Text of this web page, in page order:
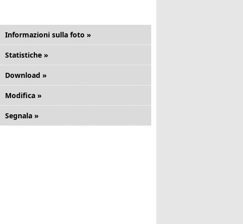
Informazioni sulla foto »
Statistiche »
Download »
Modifica »
Segnala »